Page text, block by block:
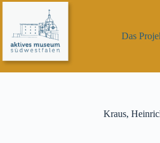
Zum
springen
Das
Kraus,